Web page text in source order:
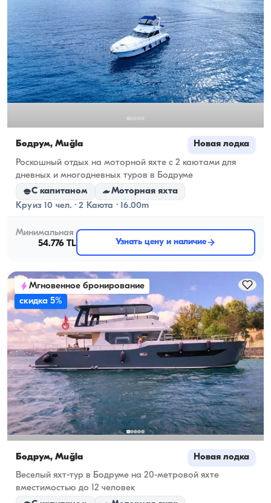
Бодрум, Muğla Новая лодка
Роскошный отдых на моторной яхте с 2 каютами для
дневных и многодневных туров в Бодруме
С капитаном
Моторная яхта
Круиз 10 чел. · 2 Каюта · 16.00m
Минимальная
54.776 TL
Узнать цену и наличие
Мгновенное бронирование
скидка 5%
Бодрум, Muğla Новая лодка
Веселый яхт-тур в Бодруме на 20-метровой яхте
вместимостью до 12 человек